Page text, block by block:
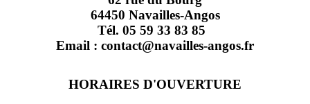
64450 Navailles-Angos
Tél. 05 59 33 83 85
Email : contact@navailles-angos.fr
HORAIRES D'OUVERTURE